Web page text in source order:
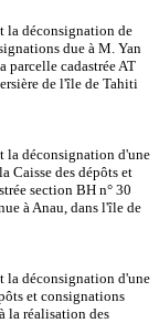
la déconsignation de
due à M. Yan
parcelle cadastrée AT
de l'île de Tahiti
la déconsignation d'une
Caisse des dépôts et
section BH n° 30
à Anau, dans l'île de
la déconsignation d'une
et consignations
la réalisation des